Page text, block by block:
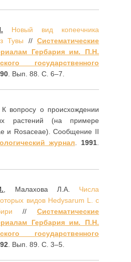
Новый вид копеечника
Тувы //Систематические
Гербария им. П.Н.
государственного
. Вып. 88. С. 6–7.
К вопросу о происхождении
растений (на примере
и Rosaceae). Сообщение II
журнал. 1991.
, Малахова Л.А. Числа
видов Hedysarum L. с
//Систематические
Гербария им. П.Н.
государственного
. Вып. 89. С. 3–5.